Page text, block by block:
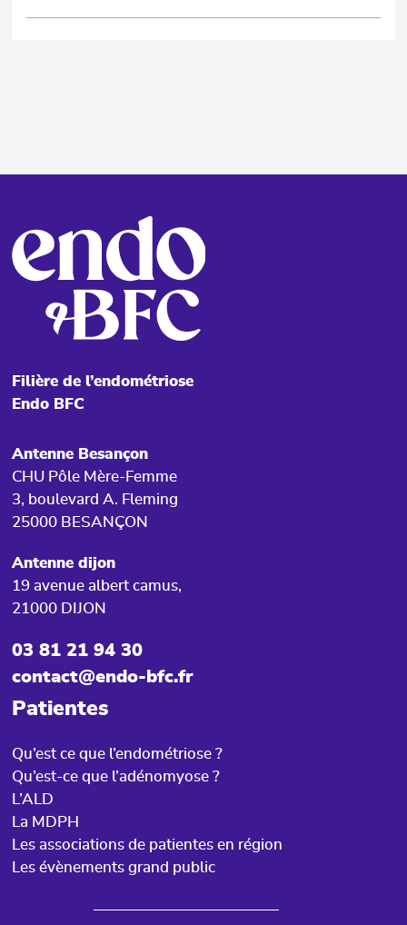
Filière de l’endométriose
Endo BFC
Antenne Besançon
CHU Pôle Mère-Femme
3, boulevard A. Fleming
25000 BESANÇON
Antenne dijon
19 avenue albert camus,
21000 DIJON
03 81 21 94 30
contact@endo-bfc.fr
Patientes
Qu’est ce que l’endométriose ?
Qu’est-ce que l’adénomyose ?
L’ALD
La MDPH
Les associations de patientes en région
Les évènements grand public